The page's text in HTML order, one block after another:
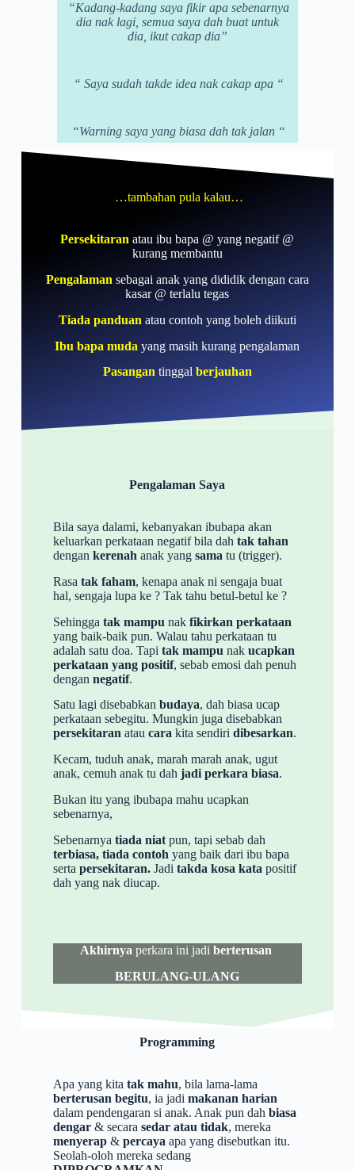
“Kadang-kadang saya fikir apa sebenarnya
dia nak lagi, semua saya dah buat untuk
dia, ikut cakap dia”
“ Saya sudah takde idea nak cakap apa “
“Warning saya yang biasa dah tak jalan “
…tambahan pula kalau…
Persekitaran atau ibu bapa @ yang negatif @
kurang membantu
Pengalaman sebagai anak yang dididik dengan cara
kasar @ terlalu tegas
Tiada panduan atau contoh yang boleh diikuti
Ibu bapa muda yang masih kurang pengalaman
Pasangan tinggal berjauhan
Pengalaman Saya
Bila saya dalami, kebanyakan ibubapa akan
keluarkan perkataan negatif bila dah tak tahan
dengan kerenah anak yang sama tu (trigger).
Rasa tak faham, kenapa anak ni sengaja buat
hal, sengaja lupa ke ? Tak tahu betul-betul ke ?
Sehingga tak mampu nak fikirkan perkataan
yang baik-baik pun. Walau tahu perkataan tu
adalah satu doa. Tapi tak mampu nak ucapkan
perkataan yang positif, sebab emosi dah penuh
dengan negatif.
Satu lagi disebabkan budaya, dah biasa ucap
perkataan sebegitu. Mungkin juga disebabkan
persekitaranatau carakita sendiri dibesarkan.
Kecam, tuduh anak, marah marah anak, ugut
anak, cemuh anak tu dah jadi perkara biasa.
Bukan itu yang ibubapa mahu ucapkan
sebenarnya,
Sebenarnya tiada niatpun, tapi sebab dah
terbiasa, tiada contoh yang baik dari ibu bapa
serta persekitaran. Jadi takda kosa kata positif
dah yang nak diucap.
Akhirnya perkara ini jadi berterusan
BERULANG-ULANG
Programming
Apa yang kita tak mahu, bila lama-lama
berterusan begitu, ia jadi makanan harian
dalam pendengaran si anak. Anak pun dah biasa
dengar& secara sedar atau tidak, mereka
menyerap& percaya apa yang disebutkan itu.
Seolah-oloh mereka sedang